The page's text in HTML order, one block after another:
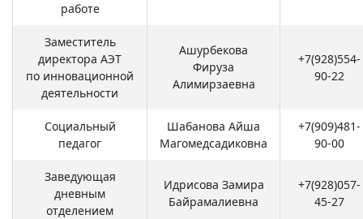
работе
Заместитель
директора АЭТ
по инновационной
деятельности
Ашурбекова
Фируза
Алимирзаевна
+7(928)554-
90-22
Социальный
педагог
Шабанова Айша
Магомедсадиковна
+7(909)481-
90-00
Заведующая
дневным
отделением
Идрисова Замира
Байрамалиевна
+7(928)057-
45-27